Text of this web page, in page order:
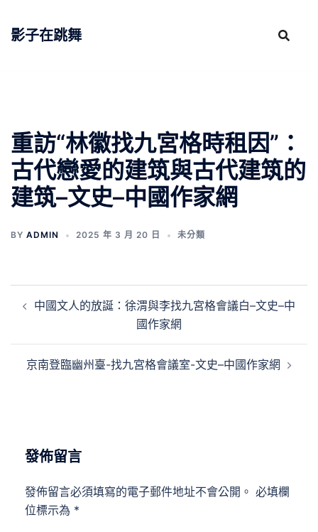
影子在跳舞
重訪“林徽找九宮格時租因”：
古代戀愛的建筑與古代建筑的
建筑–文史–中國作家網
BY ADMIN 2025 年 3 月 20 日 未分類
章 中國文人的放誕：徐渭與李找九宮格會議白–文史–中
國作家網
京南登臨幽州臺-找九宮格會議室-文史–中國作家網
發佈留言
發佈留言必須填寫的電子郵件地址不會公開。 必填欄
位標示為 *